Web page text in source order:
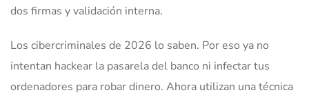
dos firmas y validación interna.
Los cibercriminales de 2026 lo saben. Por eso ya no
intentan hackear la pasarela del banco ni infectar tus
ordenadores para robar dinero. Ahora utilizan una técnica